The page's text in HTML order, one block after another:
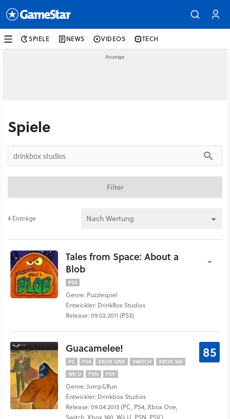
SPIELE NEWS VIDEOS TECH
Spiele
Filter
4 Einträge
Tales from Space: About a
Blob
PS3
Genre: Puzzlespiel
Entwickler: DrinkBox Studios
Release: 09.02.2011 (PS3)
-
Guacamelee!
PC PS4 XBOX ONE SWITCH
XBOX 360
WII U
PSN PSV
Genre: Jump&Run
Entwickler: Drinkbox Studios
Release: 09.04.2013 (PC, PS4, Xbox One,
Switch, Xbox 360, Wii U, PSN, PSV)
85